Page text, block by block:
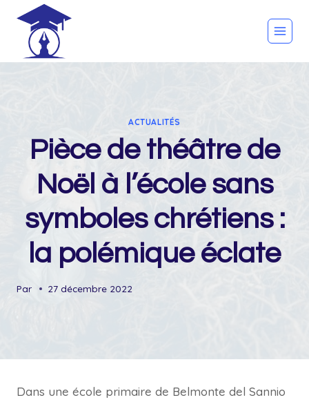
content
ACTUALITÉS
Pièce de théâtre de
Noël à l’école sans
symboles chrétiens :
la polémique éclate
Par 27 décembre 2022
Dans une école primaire de Belmonte del Sannio